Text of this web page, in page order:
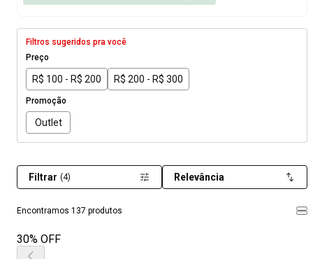
Filtros sugeridos pra você
Preço
R$ 100 - R$ 200 R$ 200 - R$ 300
Promoção
Outlet
Encontramos 137 produtos
Filtrar (4) Relevância
30% OFF